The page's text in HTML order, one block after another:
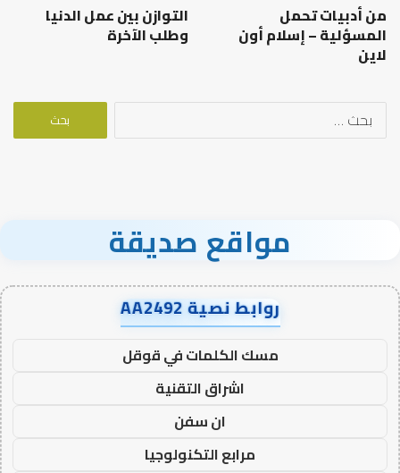
من أدبيات تحمل
المسؤلية – إسلام أون
لاين
التوازن بين عمل الدنيا
وطلب الآخرة
البحث
مواقع صديقة
روابط نصية AA2492
مسك الكلمات في قوقل
اشراق التقنية
ان سفن
مرابع التكنولوجيا